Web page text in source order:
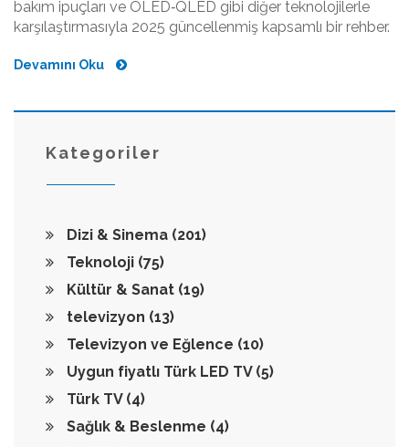
bakım ipuçları ve OLED‑QLED gibi diğer teknolojilerle
karşılaştırmasıyla 2025 güncellenmiş kapsamlı bir rehber.
Devamını Oku
Kategoriler
Dizi & Sinema (201)
Teknoloji (75)
Kültür & Sanat (19)
televizyon (13)
Televizyon ve Eğlence (10)
Uygun fiyatlı Türk LED TV (5)
Türk TV (4)
Sağlık & Beslenme (4)